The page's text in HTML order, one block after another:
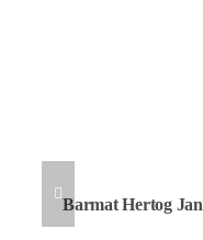
Barmat Hertog Jan